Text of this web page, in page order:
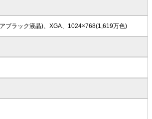
ブラック液晶)、XGA、1024×768(1,619万色)